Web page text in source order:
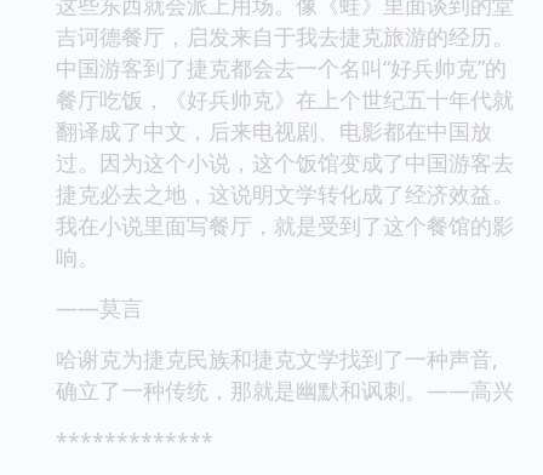
吉诃德餐厅，启发来自于我去捷克旅游的经历。
中国游客到了捷克都会去一个名叫“好兵帅克”的
餐厅吃饭，《好兵帅克》在上个世纪五十年代就
翻译成了中文，后来电视剧、电影都在中国放
过。因为这个小说，这个饭馆变成了中国游客去
捷克必去之地，这说明文学转化成了经济效益。
我在小说里面写餐厅，就是受到了这个餐馆的影
响。
——莫言
哈谢克为捷克民族和捷克文学找到了一种声音,
确立了一种传统，那就是幽默和讽刺。——高兴
*************